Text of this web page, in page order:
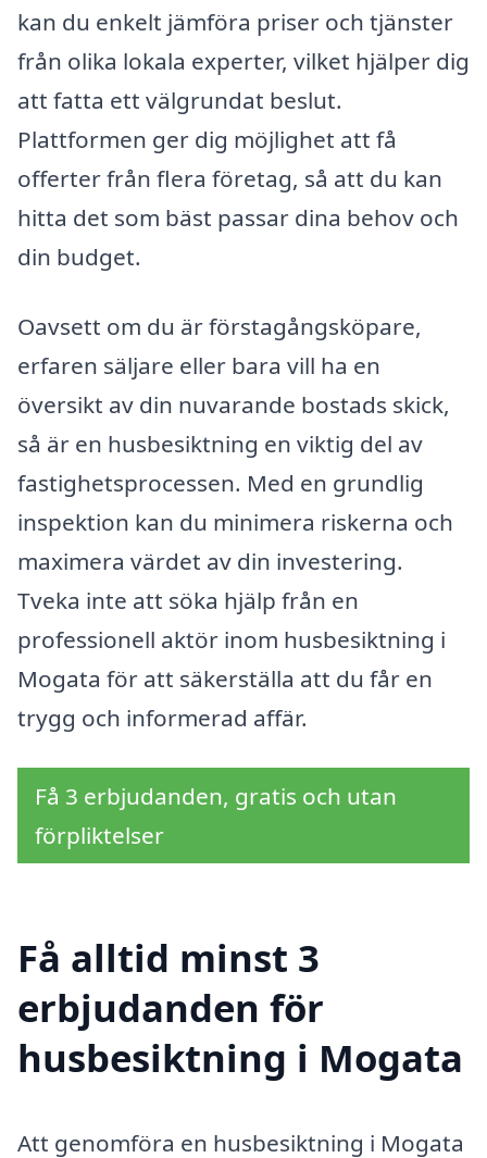
kan du enkelt jämföra priser och tjänster
från olika lokala experter, vilket hjälper dig
att fatta ett välgrundat beslut.
Plattformen ger dig möjlighet att få
offerter från flera företag, så att du kan
hitta det som bäst passar dina behov och
din budget.
Oavsett om du är förstagångsköpare,
erfaren säljare eller bara vill ha en
översikt av din nuvarande bostads skick,
så är en husbesiktning en viktig del av
fastighetsprocessen. Med en grundlig
inspektion kan du minimera riskerna och
maximera värdet av din investering.
Tveka inte att söka hjälp från en
professionell aktör inom husbesiktning i
Mogata för att säkerställa att du får en
trygg och informerad affär.
Få 3 erbjudanden, gratis och utan
förpliktelser
Få alltid minst 3
erbjudanden för
husbesiktning i Mogata
Att genomföra en husbesiktning i Mogata